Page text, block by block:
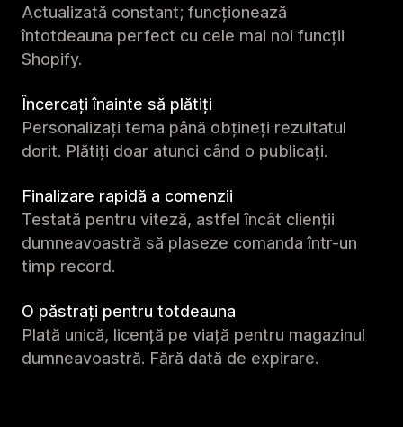
Actualizată constant; funcționează
întotdeauna perfect cu cele mai noi funcții
Shopify.
Încercați înainte să plătiți
Personalizați tema până obțineți rezultatul
dorit. Plătiți doar atunci când o publicați.
Finalizare rapidă a comenzii
Testată pentru viteză, astfel încât clienții
dumneavoastră să plaseze comanda într-un
timp record.
O păstrați pentru totdeauna
Plată unică, licență pe viață pentru magazinul
dumneavoastră. Fără dată de expirare.